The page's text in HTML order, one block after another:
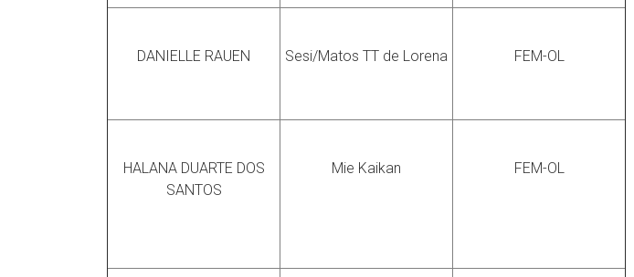
DANIELLE RAUEN Sesi/Matos TT de Lorena FEM-OL
HALANA DUARTE DOS
SANTOS
Mie Kaikan FEM-OL